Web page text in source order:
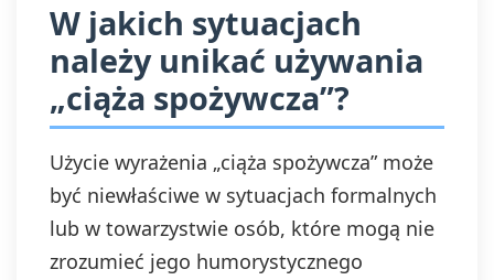
W jakich sytuacjach
należy unikać używania
„ciąża spożywcza”?
Użycie wyrażenia „ciąża spożywcza” może
być niewłaściwe w sytuacjach formalnych
lub w towarzystwie osób, które mogą nie
zrozumieć jego humorystycznego